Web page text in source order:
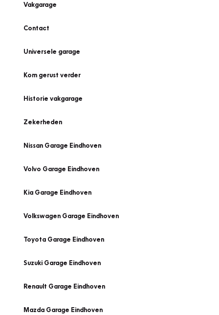
Vakgarage
Contact
Universele garage
Kom gerust verder
Historie vakgarage
Zekerheden
Nissan Garage Eindhoven
Volvo Garage Eindhoven
Kia Garage Eindhoven
Volkswagen Garage Eindhoven
Toyota Garage Eindhoven
Suzuki Garage Eindhoven
Renault Garage Eindhoven
Mazda Garage Eindhoven